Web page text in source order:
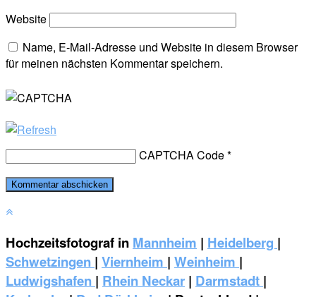
Website
Name, E-Mail-Adresse und Website in diesem Browser
für meinen nächsten Kommentar speichern.
CAPTCHA Code*
Hochzeitsfotograf in Mannheim | Heidelberg |
Schwetzingen | Viernheim | Weinheim |
‎Ludwigshafen | Rhein Neckar | Darmstadt |